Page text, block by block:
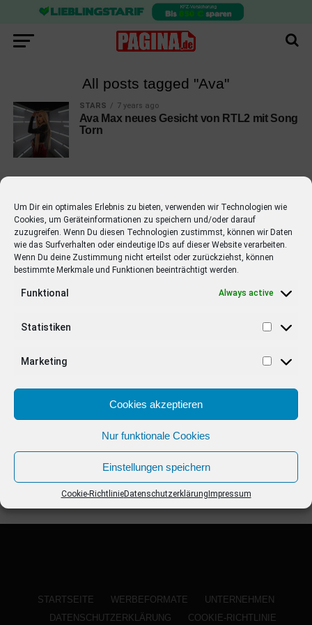
Um Dir ein optimales Erlebnis zu bieten, verwenden wir Technologien wie
Cookies, um Geräteinformationen zu speichern und/oder darauf
zuzugreifen. Wenn Du diesen Technologien zustimmst, können wir Daten
wie das Surfverhalten oder eindeutige IDs auf dieser Website verarbeiten.
Wenn Du deine Zustimmung nicht erteilst oder zurückziehst, können
bestimmte Merkmale und Funktionen beeinträchtigt werden.
Funktional Always active
Statistiken
Marketing
Cookies akzeptieren
Nur funktionale Cookies
Einstellungen speichern
Cookie-RichtlinieDatenschutzerklärung Impressum
All posts tagged "Ava"
STARS 7 years ago
Ava Max neues Gesicht von RTL2 mit Song
Torn
EMPFOHLEN
STARS 4 years ago
Barbara Schöneberger Moderatorin
von “Verstehen Sie Spaß?”
STARTSEITE WERBEFORMATE
UNTERNEHMEN
DATENSCHUTZERKLÄRUNG
COOKIE-RICHTLINIE